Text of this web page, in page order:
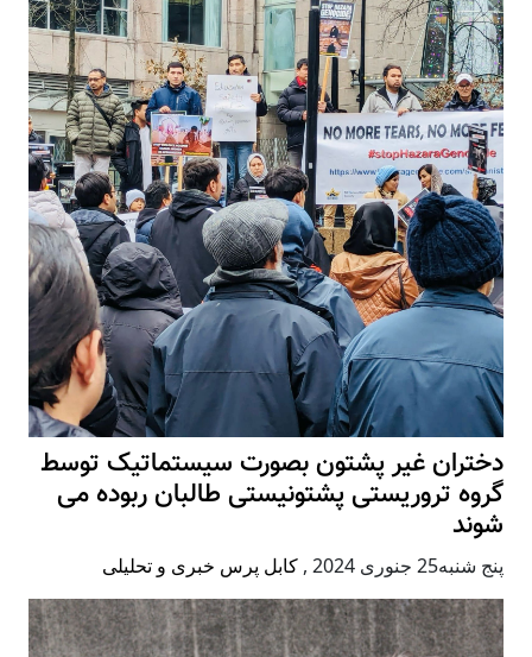
دختران غیر پشتون بصورت سیستماتیک توسط
گروه تروریستی پشتونیستی طالبان ربوده می
شوند
پنج شنبه25 جنوری 2024 , کابل پرس خبری و تحلیلی